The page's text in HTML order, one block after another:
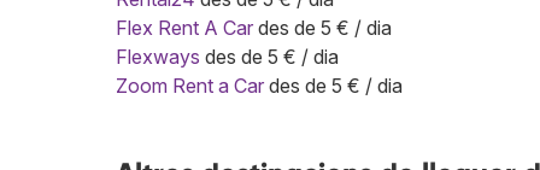
Flex Rent A Car des de 5 € / dia
Flexways des de 5 € / dia
Zoom Rent a Car des de 5 € / dia